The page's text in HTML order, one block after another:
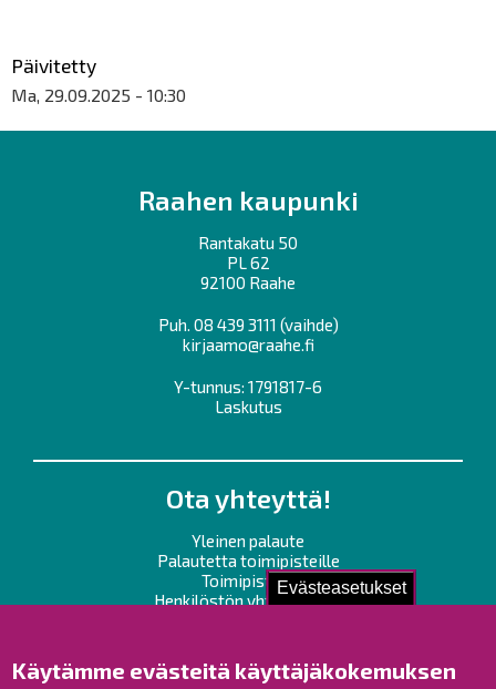
Evästeasetukset
Käytämme evästeitä käyttäjäkokemuksen
Päivitetty
Ma, 29.09.2025 - 10:30
Raahen kaupunki
Rantakatu 50
PL 62
92100 Raahe
Puh. 08 439 3111 (vaihde)
kirjaamo@raahe.fi
Y-tunnus: 1791817-6
Laskutus
Ota yhteyttä!
Yleinen palaute
Palautetta toimipisteille
Toimipisteet
Henkilöstön yhteystiedot
Raahe Facebookissa